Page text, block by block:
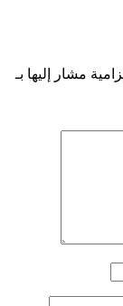
مشار إليها بـ